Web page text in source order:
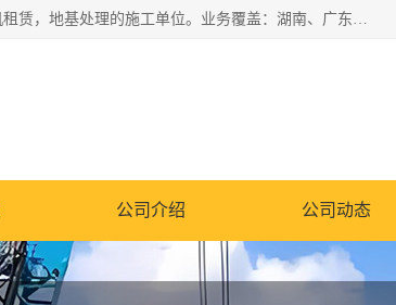
湖南业峻强夯基础工程有限公司是一家专业从事湖南强夯基础工程、强夯机租赁，地基处理的施工单位。业务覆盖：湖南、广东，江西等地。可承接1000KN.m-25000KN.m强夯（置换）工程。公司创始人是国内较早期从事强夯施工的建设者，经过多年的一步一个脚印的发展，在行业内具有较高的度和良好的口碑。
公司介绍 公司动态